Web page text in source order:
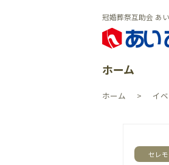
冠婚葬祭互助会 あ
ホーム
ホーム イ
セレ